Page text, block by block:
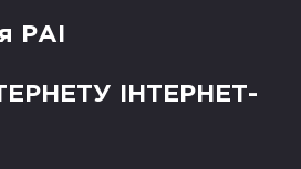
РАІ
ІНТЕРНЕТ-